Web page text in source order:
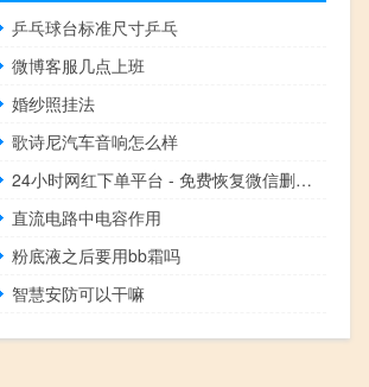
乒乓球台标准尺寸乒乓
微博客服几点上班
婚纱照挂法
歌诗尼汽车音响怎么样
24小时网红下单平台 - 免费恢复微信删除的好友
直流电路中电容作用
粉底液之后要用bb霜吗
智慧安防可以干嘛